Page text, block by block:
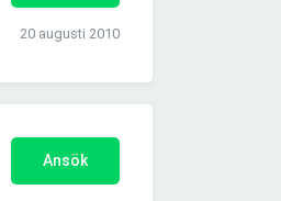
20 augusti 2010
Ansök